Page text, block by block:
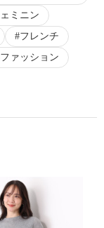
ミニン
フレンチ
ファッション